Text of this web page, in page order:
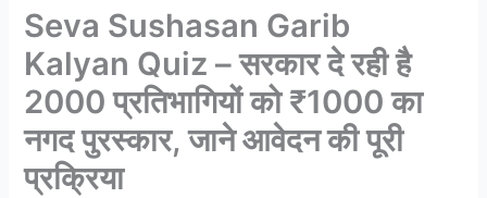
Seva Sushasan Garib
Kalyan Quiz – सरकार दे रही है
2000 प्रतिभागियों को ₹1000 का
नगद पुरस्कार, जाने आवेदन की पूरी
प्रक्रिया